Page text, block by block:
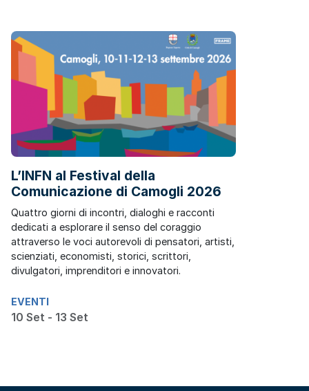
L’INFN al Festival della
Comunicazione di Camogli 2026
Quattro giorni di incontri, dialoghi e racconti
dedicati a esplorare il senso del coraggio
attraverso le voci autorevoli di pensatori, artisti,
scienziati, economisti, storici, scrittori,
divulgatori, imprenditori e innovatori.
EVENTI
10 Set - 13 Set